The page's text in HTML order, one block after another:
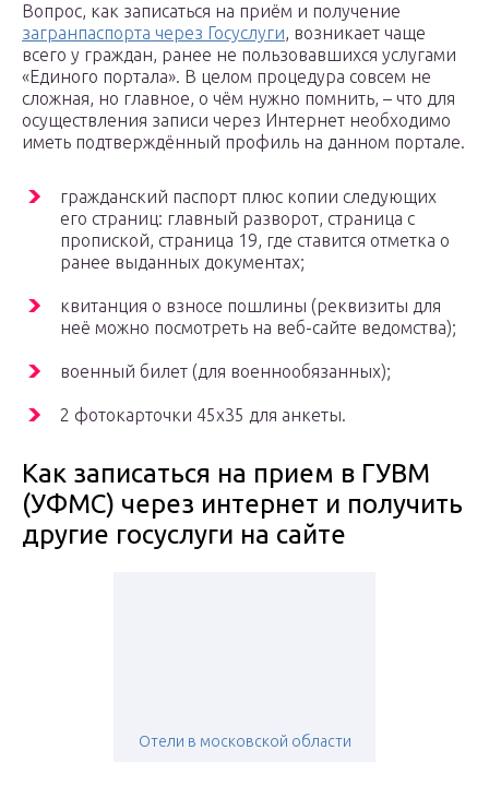
Вопрос, как записаться на приём и получение
загранпаспорта через Госуслуги, возникает чаще
всего у граждан, ранее не пользовавшихся услугами
«Единого портала». В целом процедура совсем не
сложная, но главное, о чём нужно помнить, – что для
осуществления записи через Интернет необходимо
иметь подтверждённый профиль на данном портале.
гражданский паспорт плюс копии следующих
его страниц: главный разворот, страница с
пропиской, страница 19, где ставится отметка о
ранее выданных документах;
квитанция о взносе пошлины (реквизиты для
неё можно посмотреть на веб-сайте ведомства);
военный билет (для военнообязанных);
2 фотокарточки 45х35 для анкеты.
Как записаться на прием в ГУВМ
(УФМС) через интернет и получить
другие госуслуги на сайте
Отели в московской области